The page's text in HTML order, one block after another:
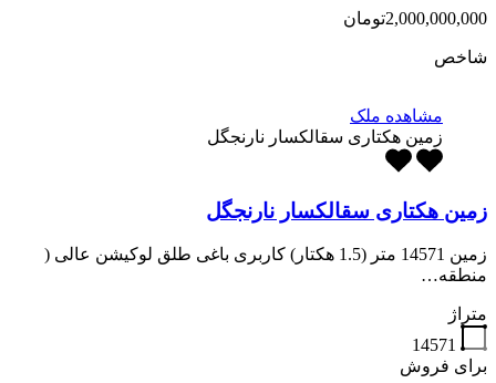
2,000,000,000تومان
شاخص
مشاهده ملک
زمین هکتاری سقالکسار نارنجگل
زمین هکتاری سقالکسار نارنجگل
زمین 14571 متر (1.5 هکتار) کاربری باغی طلق لوکیشن عالی (
منطقه…
متراژ
14571
برای فروش